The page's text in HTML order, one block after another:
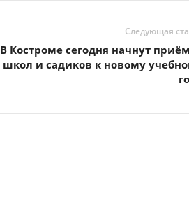
Следующая
В Костроме сегодня начнут
школ и садиков к новому